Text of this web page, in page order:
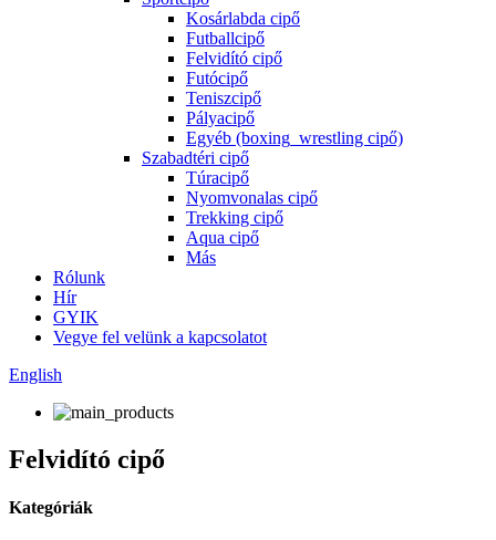
Kosárlabda cipő
Futballcipő
Felvidító cipő
Futócipő
Teniszcipő
Pályacipő
Egyéb (boxing_wrestling cipő)
Szabadtéri cipő
Túracipő
Nyomvonalas cipő
Trekking cipő
Aqua cipő
Más
Rólunk
Hír
GYIK
Vegye fel velünk a kapcsolatot
English
Felvidító cipő
Kategóriák